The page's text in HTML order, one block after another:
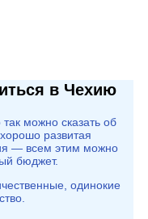
в Чехию
можно сказать об
развитая
— всем этим можно
бюджет.
одинокие